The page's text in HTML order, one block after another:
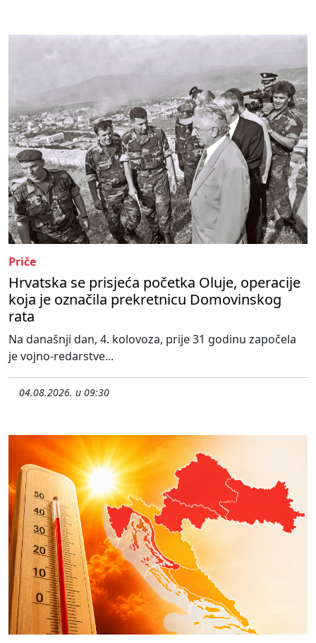
Priče
Hrvatska se prisjeća početka Oluje, operacije
koja je označila prekretnicu Domovinskog
rata
Na današnji dan, 4. kolovoza, prije 31 godinu započela
je vojno-redarstve...
04.08.2026. u 09:30